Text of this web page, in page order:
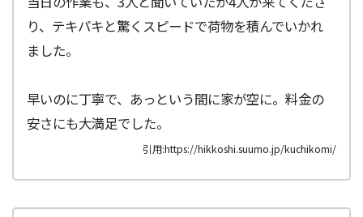
り、テキパキと驚くスピードで荷物を積んでいかれ
ました。
早いのに丁寧で、あっという間に家が空に。料金の
安さにも大満足でした。
引用:https://hikkoshi.suumo.jp/kuchikomi/